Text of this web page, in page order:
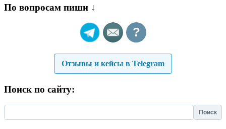
По вопросам пиши ↓
?
Отзывы и кейсы в Telegram
Поиск по сайту: